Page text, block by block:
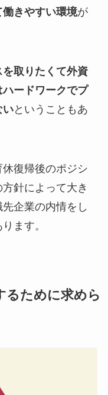
きやすい環境が
取りたくて外資
ードワークでプ
いということもあ
復帰後のポジシ
針によって大き
企業の内情をし
ます。
るために求めら